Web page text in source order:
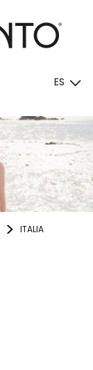
ES
ITALIA